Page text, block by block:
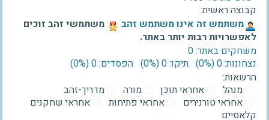
קבוצה ראשית:
‫משתמש זה אינו משתמש זהב‬
משתמשי זהב זוכים
לאפשרויות רבות יותר באתר.
משחקים באתר: 0
נצחונות: 0 ‫(0%)‬
תיקו: 0 ‫(0%)‬
הפסדים: 0 ‫(0%)‬
הרשאות:
מנהל
אחראי תוכן מורה
מדריך-זהב
אחראי טורנירים
אחראי פתיחות
אחראי שחקנים
קלאסיים